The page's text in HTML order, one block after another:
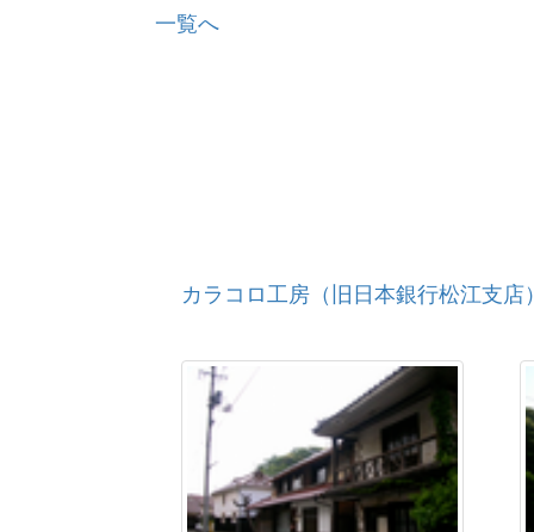
一覧へ
カラコロ工房（旧日本銀行松江支店